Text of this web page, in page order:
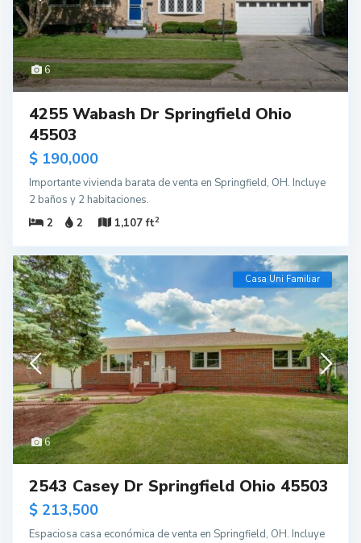
6
4255 Wabash Dr Springfield Ohio
45503
$ 190,000
Importante vivienda barata de venta en Springfield, OH. Incluye
2 baños y 2 habitaciones.
2
2 1,107 ft2
6
Casa Uni Familiar
2543 Casey Dr Springfield Ohio 45503
$ 213,500
Espaciosa casa económica de venta en Springfield, OH. Incluye